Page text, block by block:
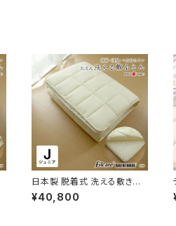
日本製 脱着式 洗える敷き布
団 ジュニアサイズ 85×185c
m 洗えるブレスエアー×テイ
¥40,800